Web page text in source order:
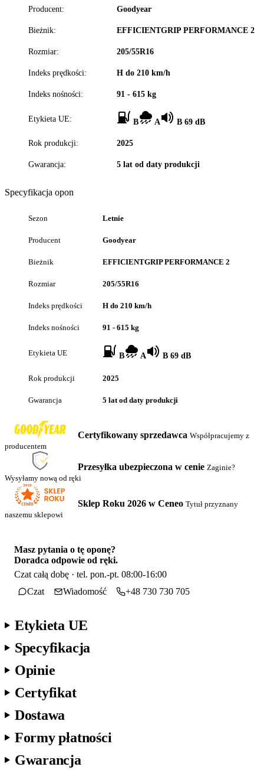
Producent: Goodyear
Bieżnik: EFFICIENTGRIP PERFORMANCE 2
Rozmiar: 205/55R16
Indeks prędkości: H do 210 km/h
Indeks nośności: 91 - 615 kg
Etykieta UE: B A B 69 dB
Rok produkcji: 2025
Gwarancja: 5 lat od daty produkcji
Specyfikacja opon
Sezon Letnie
Producent Goodyear
Bieżnik EFFICIENTGRIP PERFORMANCE 2
Rozmiar 205/55R16
Indeks prędkości H do 210 km/h
Indeks nośności 91 - 615 kg
Etykieta UE B A B 69 dB
Rok produkcji 2025
Gwarancja 5 lat od daty produkcji
Certyfikowany sprzedawca Współpracujemy z
producentem
Przesyłka ubezpieczona w cenie Zaginie?
Wysyłamy nową od ręki
Sklep Roku 2026 w Ceneo Tytuł przyznany
naszemu sklepowi
Masz pytania o tę oponę?
Doradca odpowie od ręki.
Czat całą dobę · tel. pon.-pt. 08:00-16:00
Czat
Wiadomość +48 730 730 705
Etykieta UE
Specyfikacja
Opinie
Certyfikat
Dostawa
Formy płatności
Gwarancja